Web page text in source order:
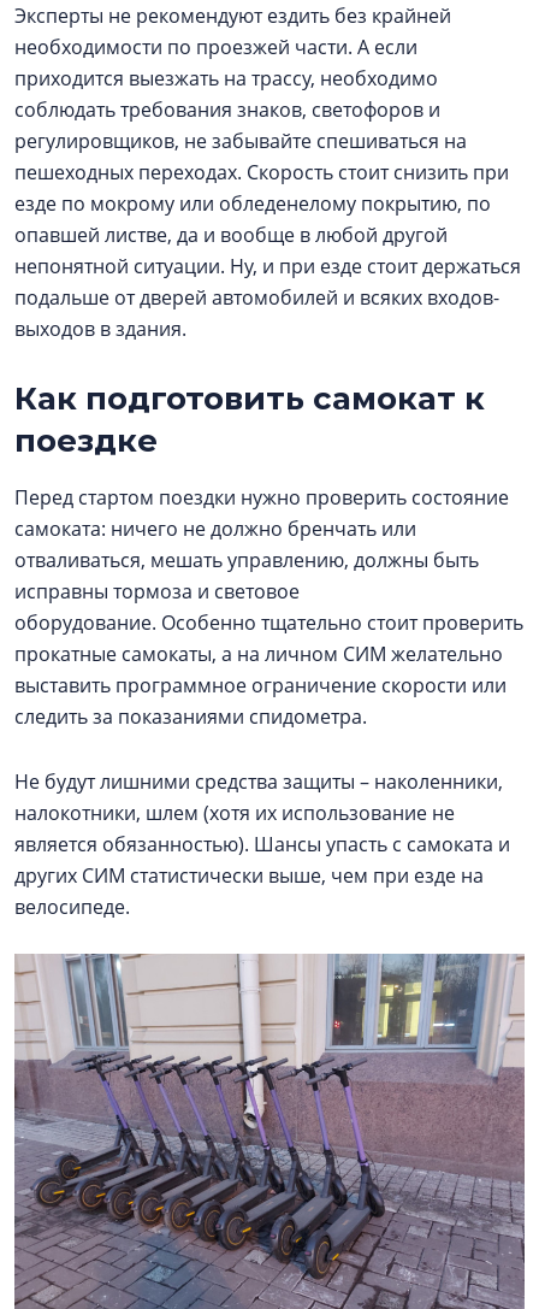
Эксперты не рекомендуют ездить без крайней
необходимости по проезжей части. А если
приходится выезжать на трассу, необходимо
соблюдать требования знаков, светофоров и
регулировщиков, не забывайте спешиваться на
пешеходных переходах. Скорость стоит снизить при
езде по мокрому или обледенелому покрытию, по
опавшей листве, да и вообще в любой другой
непонятной ситуации. Ну, и при езде стоит держаться
подальше от дверей автомобилей и всяких входов-
выходов в здания.
Как подготовить самокат к
поездке
Перед стартом поездки нужно проверить состояние
самоката: ничего не должно бренчать или
отваливаться, мешать управлению, должны быть
исправны тормоза и световое
оборудование. Особенно тщательно стоит проверить
прокатные самокаты, а на личном СИМ желательно
выставить программное ограничение скорости или
следить за показаниями спидометра.
Не будут лишними средства защиты – наколенники,
налокотники, шлем (хотя их использование не
является обязанностью). Шансы упасть с самоката и
других СИМ статистически выше, чем при езде на
велосипеде.